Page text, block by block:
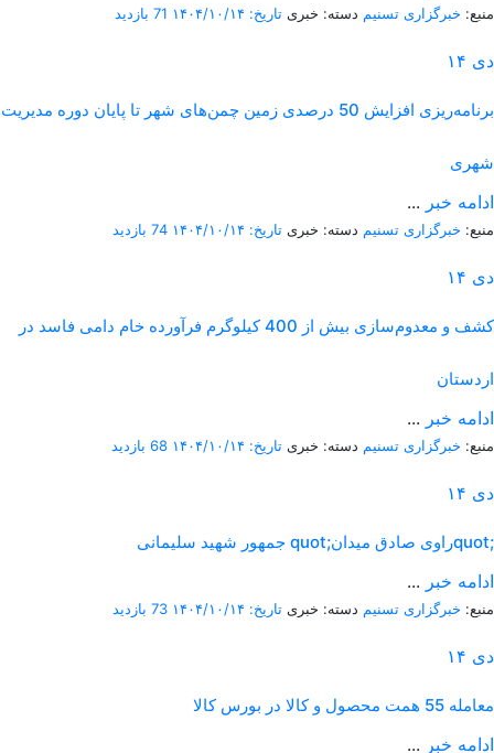
منبع: خبرگزاری تسنیم دسته: خبری تاریخ: ۱۴۰۴/۱۰/۱۴ 71 بازدید
۱۴ دی
برنامه‌ریزی افزایش 50 درصدی زمین چمن‌های شهر تا پایان دوره مدیریت
شهری
... ادامه خبر
منبع: خبرگزاری تسنیم دسته: خبری تاریخ: ۱۴۰۴/۱۰/۱۴ 74 بازدید
۱۴ دی
کشف و معدوم‌سازی بیش از 400 کیلوگرم فرآورده خام دامی فاسد در
اردستان
... ادامه خبر
منبع: خبرگزاری تسنیم دسته: خبری تاریخ: ۱۴۰۴/۱۰/۱۴ 68 بازدید
۱۴ دی
جمهور شهید سلیمانی quot;راوی صادق میدانquot;
... ادامه خبر
منبع: خبرگزاری تسنیم دسته: خبری تاریخ: ۱۴۰۴/۱۰/۱۴ 73 بازدید
۱۴ دی
معامله 55 همت محصول و کالا در بورس کالا
... ادامه خبر